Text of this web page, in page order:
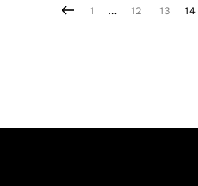
1 … 12 13 14